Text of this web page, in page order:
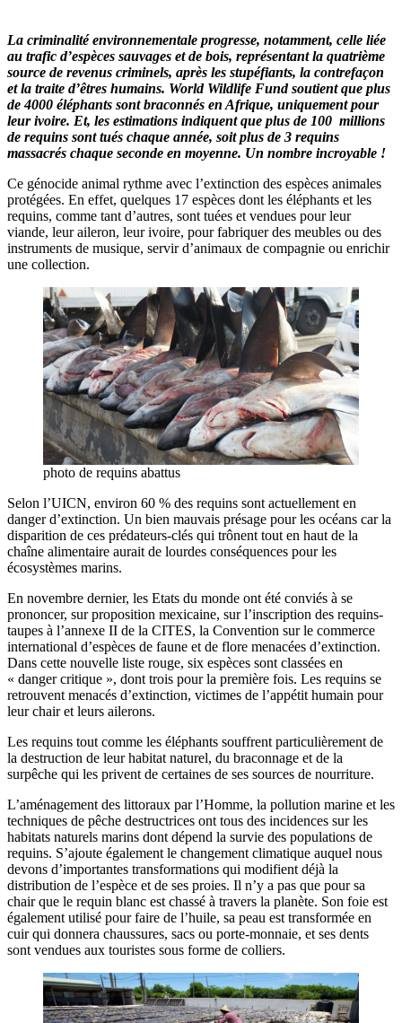
La criminalité environnementale progresse, notamment, celle liée
au trafic d’espèces sauvages et de bois, représentant la quatrième
source de revenus criminels, après les stupéfiants, la contrefaçon
et la traite d’êtres humains. World Wildlife Fund soutient que plus
de 4000 éléphants sont braconnés en Afrique, uniquement pour
leur ivoire. Et, les estimations indiquent que plus de 100 millions
de requins sont tués chaque année, soit plus de 3 requins
massacrés chaque seconde en moyenne. Un nombre incroyable !
Ce génocide animal rythme avec l’extinction des espèces animales
protégées. En effet, quelques 17 espèces dont les éléphants et les
requins, comme tant d’autres, sont tuées et vendues pour leur
viande, leur aileron, leur ivoire, pour fabriquer des meubles ou des
instruments de musique, servir d’animaux de compagnie ou enrichir
une collection.
photo de requins abattus
Selon l’UICN, environ 60 % des requins sont actuellement en
danger d’extinction. Un bien mauvais présage pour les océans car la
disparition de ces prédateurs-clés qui trônent tout en haut de la
chaîne alimentaire aurait de lourdes conséquences pour les
écosystèmes marins.
En novembre dernier, les Etats du monde ont été conviés à se
prononcer, sur proposition mexicaine, sur l’inscription des requins-
taupes à l’annexe II de la CITES, la Convention sur le commerce
international d’espèces de faune et de flore menacées d’extinction.
Dans cette nouvelle liste rouge, six espèces sont classées en
« danger critique », dont trois pour la première fois. Les requins se
retrouvent menacés d’extinction, victimes de l’appétit humain pour
leur chair et leurs ailerons.
Les requins tout comme les éléphants souffrent particulièrement de
la destruction de leur habitat naturel, du braconnage et de la
surpêche qui les privent de certaines de ses sources de nourriture.
L’aménagement des littoraux par l’Homme, la pollution marine et les
techniques de pêche destructrices ont tous des incidences sur les
habitats naturels marins dont dépend la survie des populations de
requins. S’ajoute également le changement climatique auquel nous
devons d’importantes transformations qui modifient déjà la
distribution de l’espèce et de ses proies. Il n’y a pas que pour sa
chair que le requin blanc est chassé à travers la planète. Son foie est
également utilisé pour faire de l’huile, sa peau est transformée en
cuir qui donnera chaussures, sacs ou porte-monnaie, et ses dents
sont vendues aux touristes sous forme de colliers.